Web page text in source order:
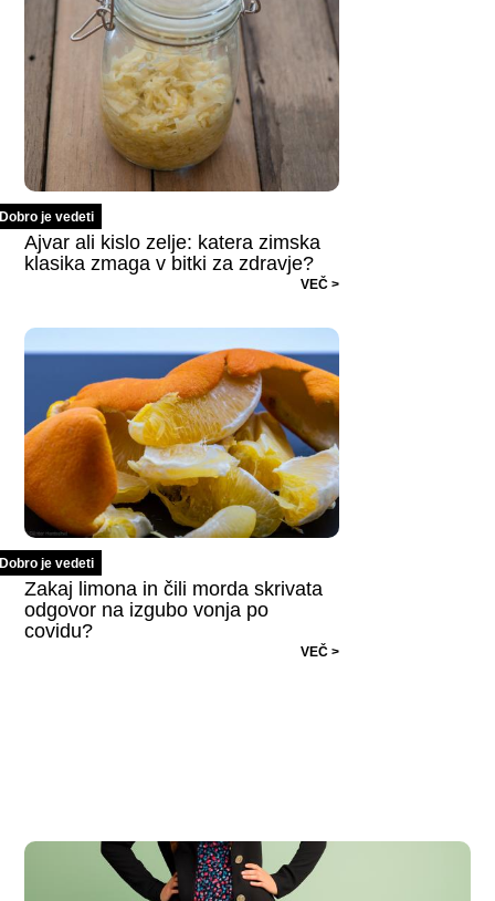
Dobro je vedeti
Ajvar ali kislo zelje: katera zimska
klasika zmaga v bitki za zdravje?
VEČ >
Dobro je vedeti
Zakaj limona in čili morda skrivata
odgovor na izgubo vonja po
covidu?
VEČ >